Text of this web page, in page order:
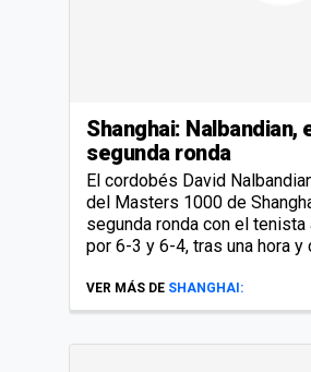
Shanghai: Nalbandian,
segunda ronda
El cordobés David
del Masters 1000 de
segunda ronda con el
por 6-3 y 6-4, tras una hora y
VER MÁS DE SHANGHAI: